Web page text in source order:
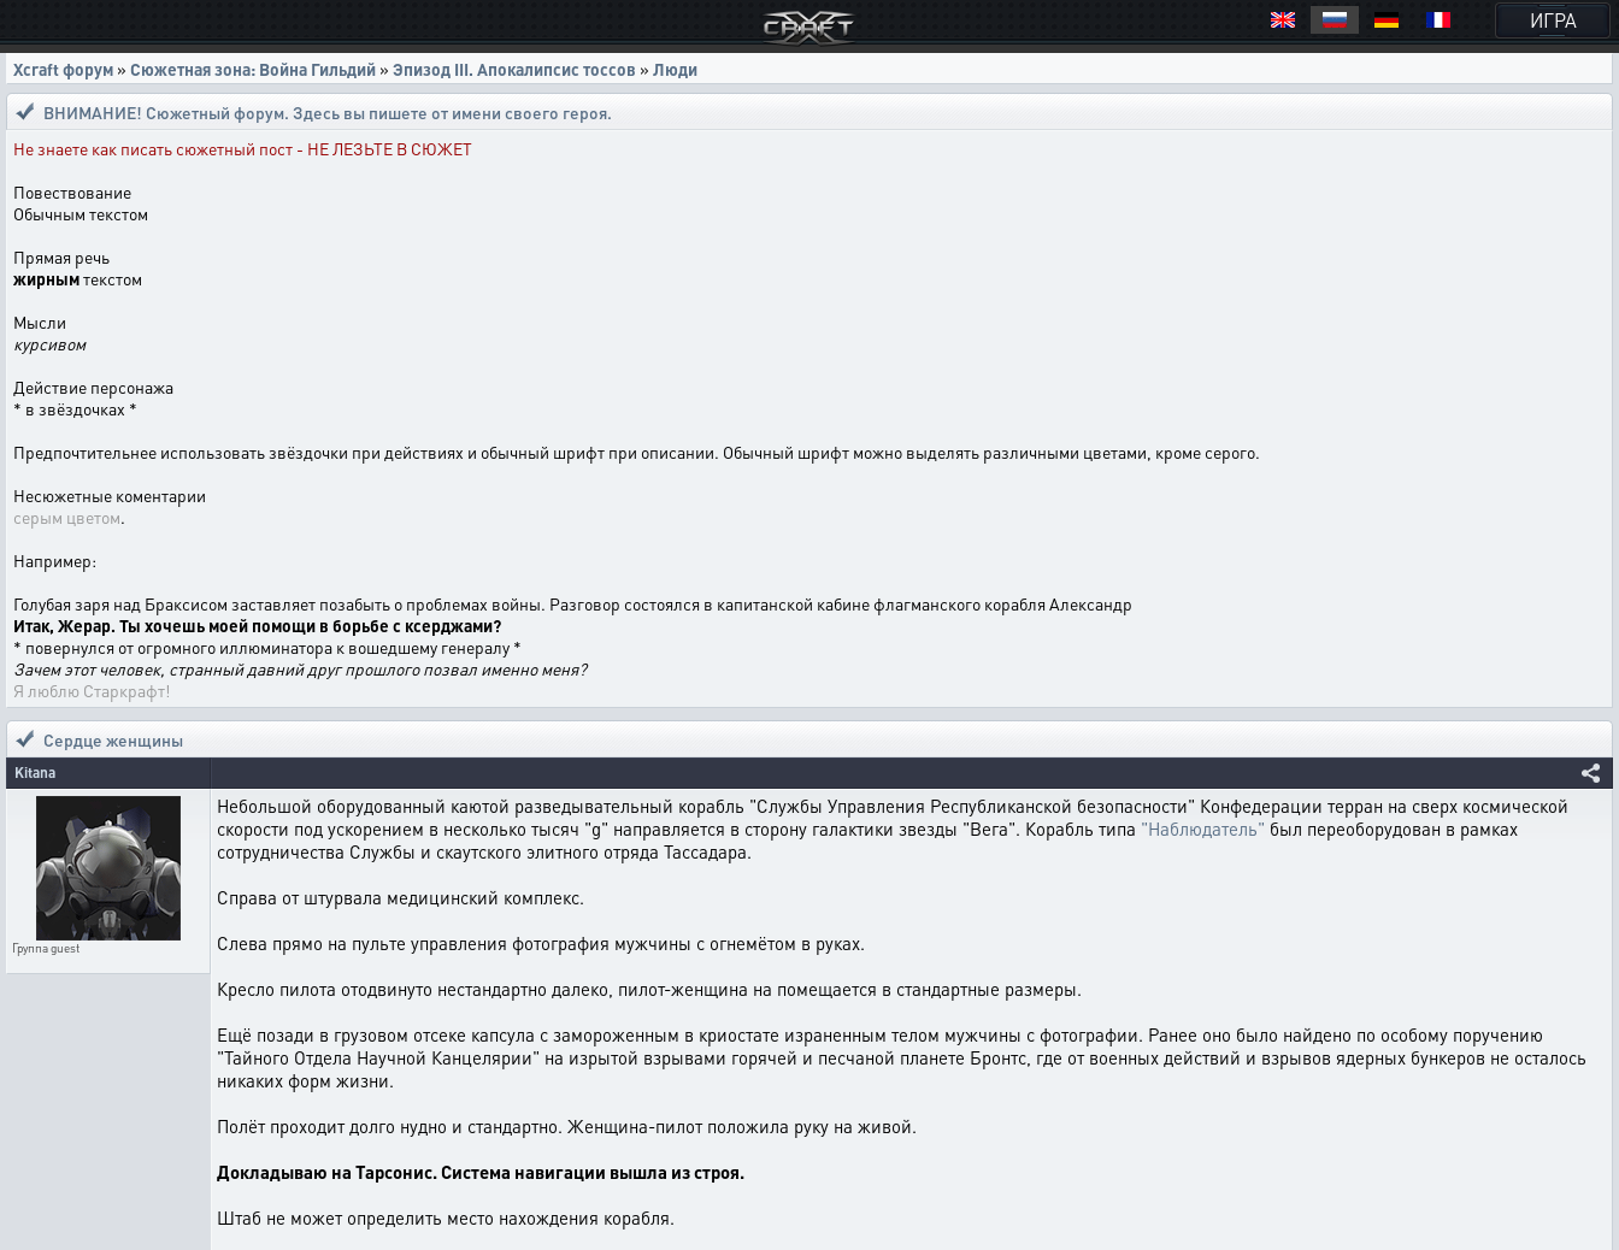
ИГРА
Xcraft форум » Сюжетная зона: Война Гильдий » Эпизод III. Апокалипсис тоссов » Люди
ВНИМАНИЕ! Сюжетный форум. Здесь вы пишете от имени своего героя.
Не знаете как писать сюжетный пост - НЕ ЛЕЗЬТЕ В СЮЖЕТ
Повествование
Обычным текстом
Прямая речь
жирнымтекстом
Мысли
курсивом
Действие персонажа
* в звёздочках *
Предпочтительнее использовать звёздочки при действиях и обычный шрифт при описании. Обычный шрифт можно выделять различными цветами, кроме серого.
Несюжетные коментарии
серым цветом.
Например:
Голубая заря над Браксисом заставляет позабыть о проблемах войны. Разговор состоялся в капитанской кабине флагманского корабля Александр
Итак, Жерар. Ты хочешь моей помощи в борьбе с ксерджами?
* повернулся от огромного иллюминатора к вошедшему генералу *
Зачем этот человек, странный давний друг прошлого позвал именно меня?
Я люблю Старкрафт!
Сердце женщины
Kitana
Группаguest
Небольшой оборудованный каютой разведывательный корабль "Службы Управления Республиканской безопасности" Конфедерации терран на сверх космической
скорости под ускорением в несколько тысяч "g" направляется в сторону галактики звезды "Вега". Корабль типа "Наблюдатель" был переоборудован в рамках
сотрудничества Службы и скаутского элитного отряда Тассадара.
Справа от штурвала медицинский комплекс.
Слева прямо на пульте управления фотография мужчины с огнемётом в руках.
Кресло пилота отодвинуто нестандартно далеко, пилот-женщина на помещается в стандартные размеры.
Ещё позади в грузовом отсеке капсула с замороженным в криостате израненным телом мужчины с фотографии. Ранее оно было найдено по особому поручению
"Тайного Отдела Научной Канцелярии" на изрытой взрывами горячей и песчаной планете Бронтс, где от военных действий и взрывов ядерных бункеров не осталось
никаких форм жизни.
Полёт проходит долго нудно и стандартно. Женщина-пилот положила руку на живой.
Докладываю на Тарсонис. Система навигации вышла из строя.
Штаб не может определить место нахождения корабля.